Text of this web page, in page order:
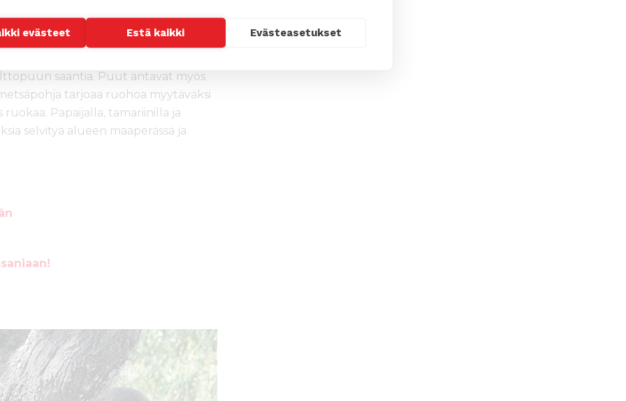
evästeet Estä kaikki Evästeasetukset
kaadetaan, vaikka jo
opetti: ”Kaada puu, istuta puu”.
kulutetaan paljon aikaa. Kasvava
saantia. Puut antavat myös
tarjoaa ruohoa myytäväksi
Papaijalla, tamariinilla ja
selvityä alueen maaperässä ja